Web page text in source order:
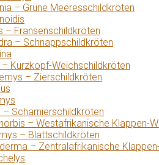
– Grüne Meeresschildkröten
– Fransenschildkröten
– Schnappschildkröten
– Kurzkopf-Weichschildkröten
– Zierschildkröten
– Scharnierschildkröten
– Westafrikanische Klappen-
– Blattschildkröten
– Zentralafrikanische